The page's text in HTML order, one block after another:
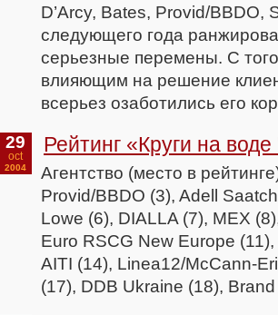
D’Arcy, Вates, Provid/BBDO,
следующего года
серьезные перемены. С
влияющим на решение
всерьез озаботились его
29
oct
2004
Рейтинг «Круги на
Агентство (место в
Provid/BBDO (3), Adell
Lowe (6), DIALLA (7), MEX
Euro RSCG New Europe
AITI (14), Linea12/McCann-
(17), DDB Ukraine (18),